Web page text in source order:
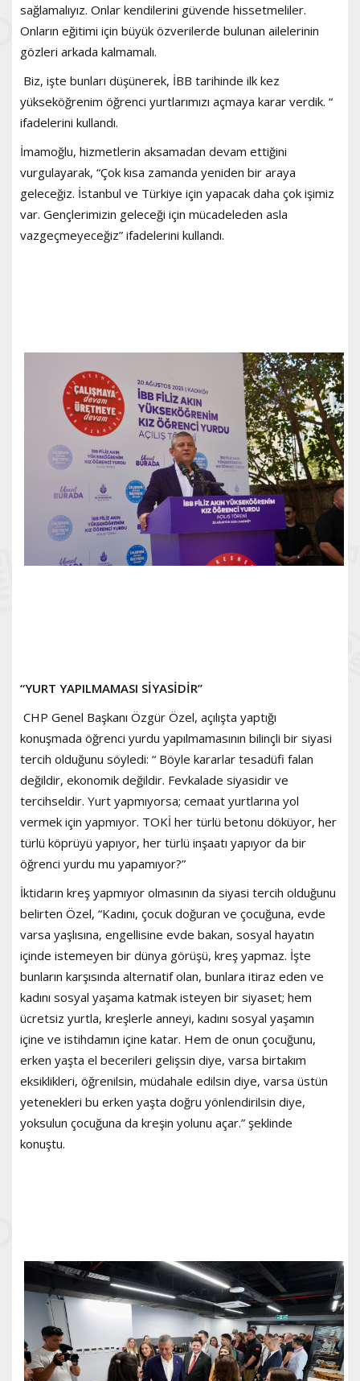
sağlamalıyız. Onlar kendilerini güvende hissetmeliler.
Onların eğitimi için büyük özverilerde bulunan ailelerinin
gözleri arkada kalmamalı.
Biz, işte bunları düşünerek, İBB tarihinde ilk kez
yükseköğrenim öğrenci yurtlarımızı açmaya karar verdik. “
ifadelerini kullandı.
İmamoğlu, hizmetlerin aksamadan devam ettiğini
vurgulayarak, “Çok kısa zamanda yeniden bir araya
geleceğiz. İstanbul ve Türkiye için yapacak daha çok işimiz
var. Gençlerimizin geleceği için mücadeleden asla
vazgeçmeyeceğiz” ifadelerini kullandı.
“YURT YAPILMAMASI SİYASİDİR”
CHP Genel Başkanı Özgür Özel, açılışta yaptığı
konuşmada öğrenci yurdu yapılmamasının bilinçli bir siyasi
tercih olduğunu söyledi: “ Böyle kararlar tesadüfi falan
değildir, ekonomik değildir. Fevkalade siyasidir ve
tercihseldir. Yurt yapmıyorsa; cemaat yurtlarına yol
vermek için yapmıyor. TOKİ her türlü betonu döküyor, her
türlü köprüyü yapıyor, her türlü inşaatı yapıyor da bir
öğrenci yurdu mu yapamıyor?”
İktidarın kreş yapmıyor olmasının da siyasi tercih olduğunu
belirten Özel, “Kadını, çocuk doğuran ve çocuğuna, evde
varsa yaşlısına, engellisine evde bakan, sosyal hayatın
içinde istemeyen bir dünya görüşü, kreş yapmaz. İşte
bunların karşısında alternatif olan, bunlara itiraz eden ve
kadını sosyal yaşama katmak isteyen bir siyaset; hem
ücretsiz yurtla, kreşlerle anneyi, kadını sosyal yaşamın
içine ve istihdamın içine katar. Hem de onun çocuğunu,
erken yaşta el becerileri gelişsin diye, varsa birtakım
eksiklikleri, öğrenilsin, müdahale edilsin diye, varsa üstün
yetenekleri bu erken yaşta doğru yönlendirilsin diye,
yoksulun çocuğuna da kreşin yolunu açar.” şeklinde
konuştu.